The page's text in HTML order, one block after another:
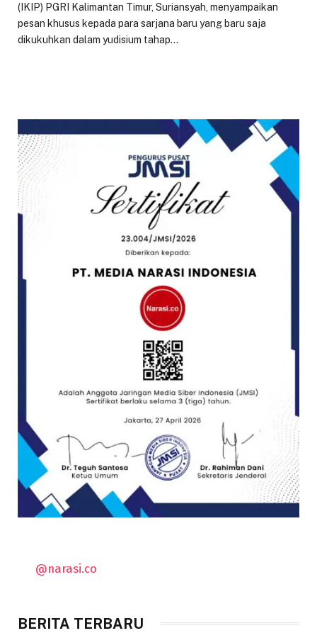
(IKIP) PGRI Kalimantan Timur, Suriansyah, menyampaikan
pesan khusus kepada para sarjana baru yang baru saja
dikukuhkan dalam yudisium tahap…
@narasi.co
BERITA TERBARU